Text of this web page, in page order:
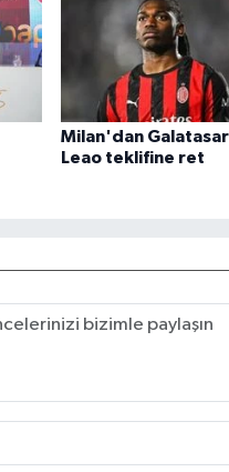
Milan'dan
Leao teklifine ret